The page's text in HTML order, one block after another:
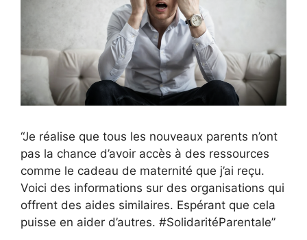
“Je réalise que tous les nouveaux parents n’ont
pas la chance d’avoir accès à des ressources
comme le cadeau de maternité que j’ai reçu.
Voici des informations sur des organisations qui
offrent des aides similaires. Espérant que cela
puisse en aider d’autres. #SolidaritéParentale”